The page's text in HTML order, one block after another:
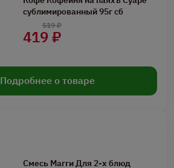
сублимированный 95г сб
419 ₽
519 ₽
Подробнее о товаре
Смесь Магги Для 2-х блюд